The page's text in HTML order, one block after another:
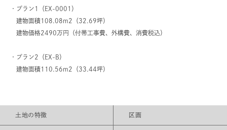
・プラン1（EX-0001）
建物面積108.08m2（32.69坪）
建物価格2490万円（付帯工事費、外構費、消費税込）
・プラン2（EX-B）
建物面積110.56m2（33.44坪）
土地の特徴 区画